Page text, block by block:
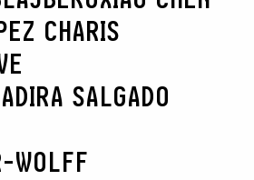
CHARIS
SALGADO
WOLFF